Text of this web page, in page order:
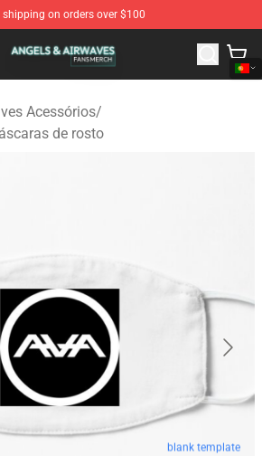
shipping on orders over $100
Shop - Official Angels & Airwaves
Acessórios/
de rosto
blank template